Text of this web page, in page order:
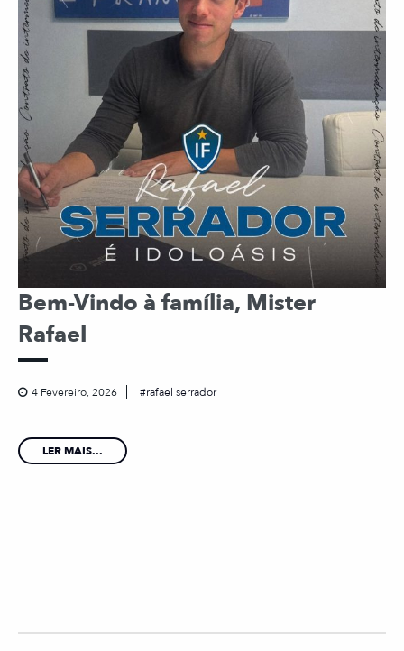
Bem-Vindo à família, Mister
Rafael
4 Fevereiro, 2026 rafael serrador
LER MAIS...